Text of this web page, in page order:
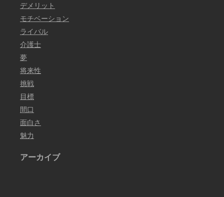
デメリット
モチベーション
ライバル
介護士
夢
将来性
挑戦
目標
間口
面白さ
魅力
アーカイブ